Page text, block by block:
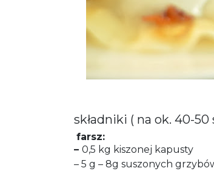
składniki ( na ok. 40-50
farsz:
– 0,5 kg kiszonej kapusty
– 5 g – 8g suszonych